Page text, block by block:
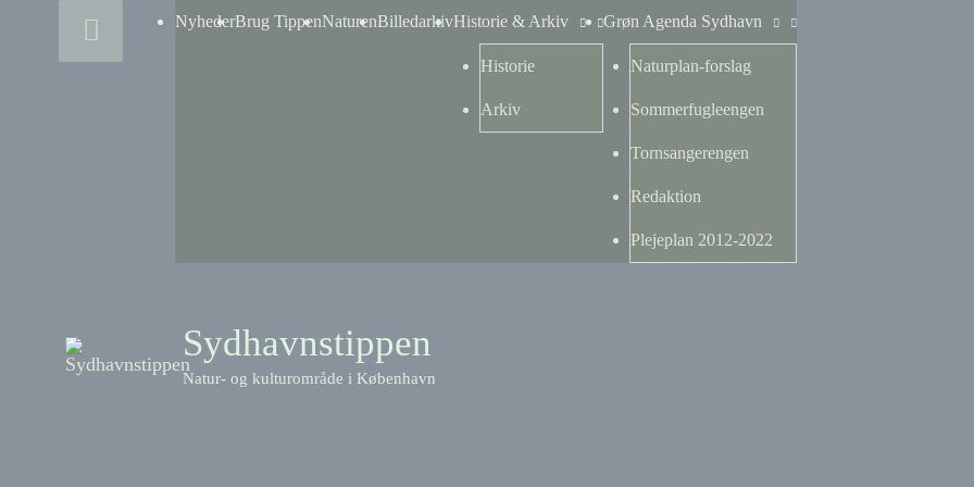
Above
NyhederBrug TippenNaturenBilledarkivHistorie & Arkiv
Historie
Arkiv
Grøn Agenda Sydhavn
Naturplan-forslag
Sommerfugleengen
Tornsangerengen
Redaktion
Plejeplan 2012-2022
Sydhavnstippen
Natur- og kulturområde i København